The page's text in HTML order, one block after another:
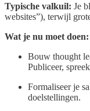
Typische valkuil: Je
websites”), terwijl
Wat je nu moet doen:
Bouw thought
Publiceer,
Formaliseer je
doelstellingen.